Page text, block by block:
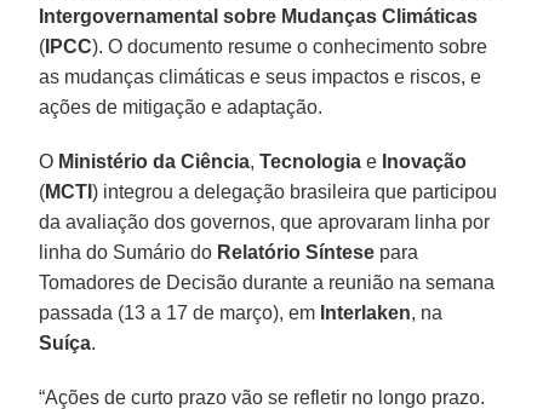
Intergovernamental sobre Mudanças Climáticas
( IPCC). O documento resume o conhecimento sobre
as mudanças climáticas e seus impactos e riscos, e
ações de mitigação e adaptação.
O Ministério da Ciência,Tecnologia e Inovação
(MCTI) integrou a delegação brasileira que participou
da avaliação dos governos, que aprovaram linha por
linha do Sumário do Relatório Síntese para
Tomadores de Decisão durante a reunião na semana
passada (13 a 17 de março), em Interlaken, na
Suíça.
“Ações de curto prazo vão se refletir no longo prazo.